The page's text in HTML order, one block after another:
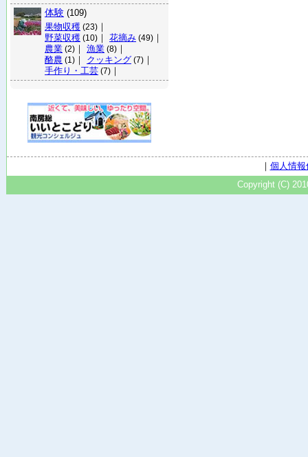
体験 (109)
果物収穫 (23) ｜
野菜収穫 (10) ｜ 花摘み (49) ｜
農業 (2) ｜ 漁業 (8) ｜
酪農 (1) ｜ クッキング (7) ｜
手作り・工芸 (7) ｜
｜ 個人情
Copyright (C)